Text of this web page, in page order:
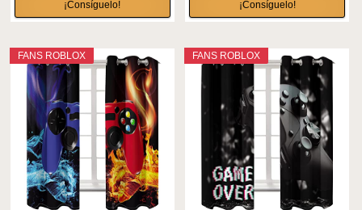
¡Consíguelo! ¡Consíguelo!
FANS ROBLOX FANS ROBLOX